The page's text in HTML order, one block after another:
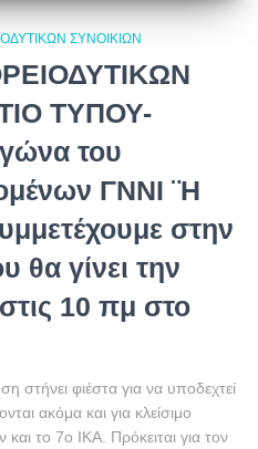
ΣΥΝΟΙΚΙΏΝ
ΤΥΠΟΥ-
του
ΓΝΝΙ ¨Η
στην
θα γίνει την
10 πμ στο
στήνει φιέστα για να υποδεχτεί
ακόμα και για κλείσιμο
το 7ο ΙΚΑ. Πρόκειται για τον